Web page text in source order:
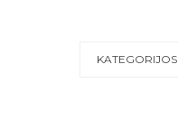
KATEGORIJOS